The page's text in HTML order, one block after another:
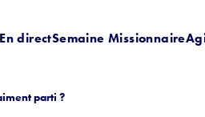
En directSemaine Missionnaire
parti ?